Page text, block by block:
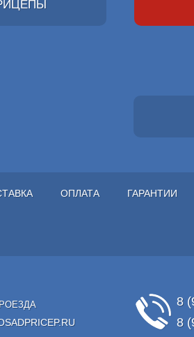
ОПЛАТА ГАРАНТИИ
8
8